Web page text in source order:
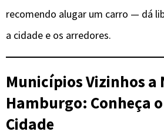
recomendo alugar um carro — dá
a cidade e os arredores.
Municípios Vizinhos a
Hamburgo: Conheça
Cidade